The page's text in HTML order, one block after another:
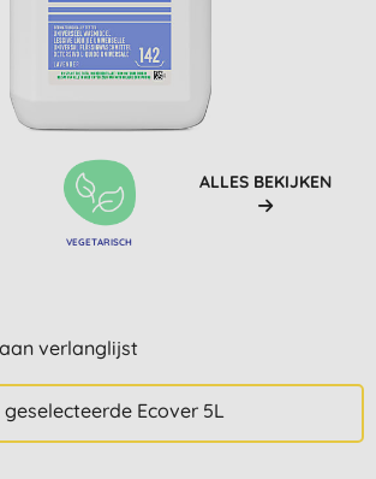
VEGETARISCH
ALLES BEKIJKEN
verlanglijst
Ecover 5L